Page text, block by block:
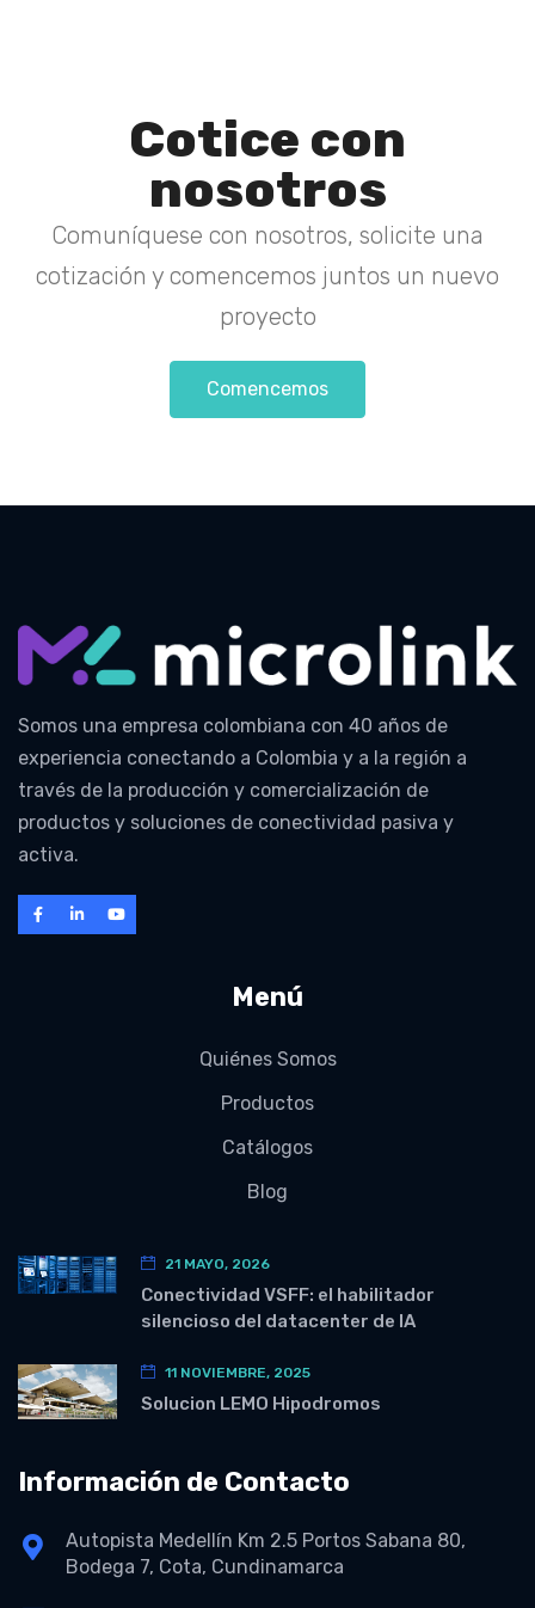
Cotice con
nosotros
Comuníquese con nosotros, solicite una
cotización y comencemos juntos un nuevo
proyecto
Comencemos
Somos una empresa colombiana con 40 años de
experiencia conectando a Colombia y a la región a
través de la producción y comercialización de
productos y soluciones de conectividad pasiva y
activa.
Menú
Quiénes Somos
Productos
Catálogos
Blog
21 MAYO, 2026
Conectividad VSFF: el habilitador
silencioso del datacenter de IA
11 NOVIEMBRE, 2025
Solucion LEMO Hipodromos
Información de Contacto
Autopista Medellín Km 2.5 Portos Sabana 80,
Bodega 7, Cota, Cundinamarca